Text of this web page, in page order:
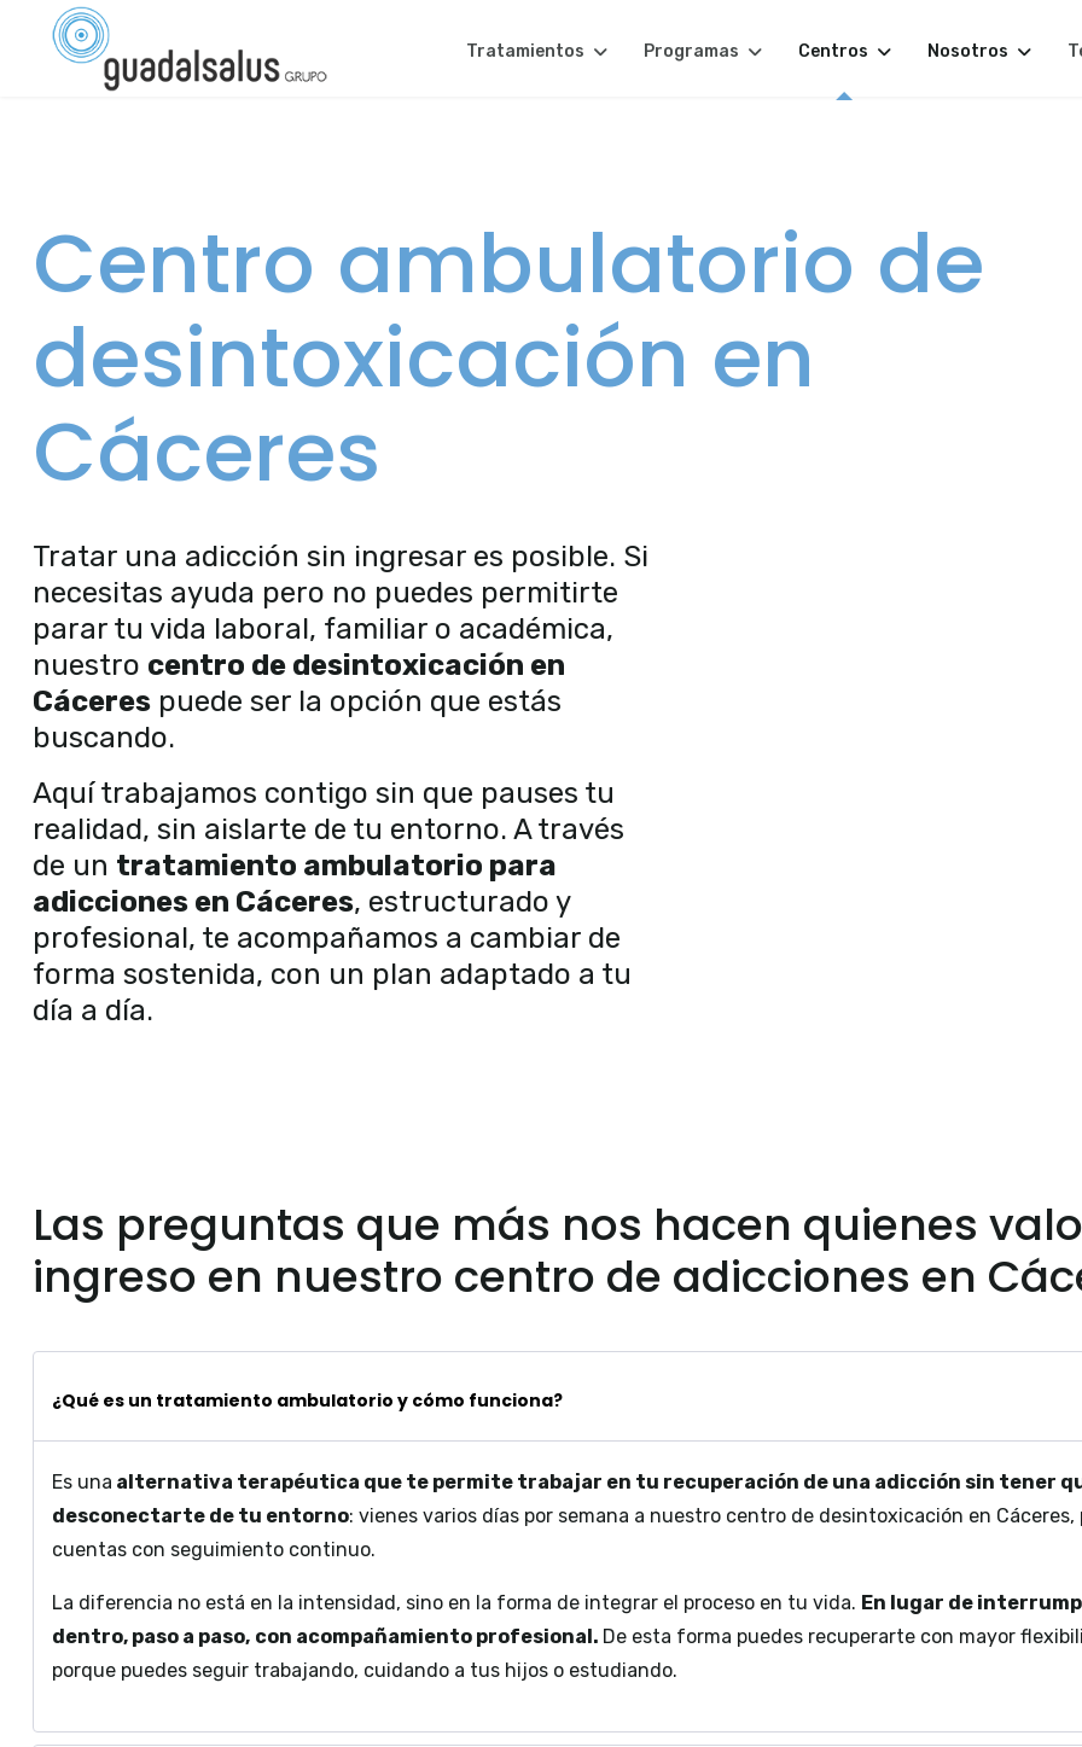
Tratamientos Programas Centros Nosotros
Centro ambulatorio de
desintoxicación en
Cáceres
Tratar una adicción sin ingresar es posible. Si
necesitas ayuda pero no puedes permitirte
parar tu vida laboral, familiar o académica,
nuestro centro de desintoxicación en
Cáceres puede ser la opción que estás
buscando.
Aquí trabajamos contigo sin que pauses tu
realidad, sin aislarte de tu entorno. A través
de un tratamiento ambulatorio para
adicciones en Cáceres, estructurado y
profesional, te acompañamos a cambiar de
forma sostenida, con un plan adaptado a tu
día a día.
Las preguntas que más nos hacen quienes
ingreso en nuestro centro de adicciones en
¿Qué es un tratamiento ambulatorio y cómo funciona?
Es una alternativa terapéutica que te permite trabajar en tu recuperación de una adicción sin tener
desconectarte de tu entorno: vienes varios días por semana a nuestro centro de desintoxicación en
cuentas con seguimiento continuo.
La diferencia no está en la intensidad, sino en la forma de integrar el proceso en tu vida. En lugar de
dentro, paso a paso, con acompañamiento profesional. De esta forma puedes recuperarte con mayor
porque puedes seguir trabajando, cuidando a tus hijos o estudiando.